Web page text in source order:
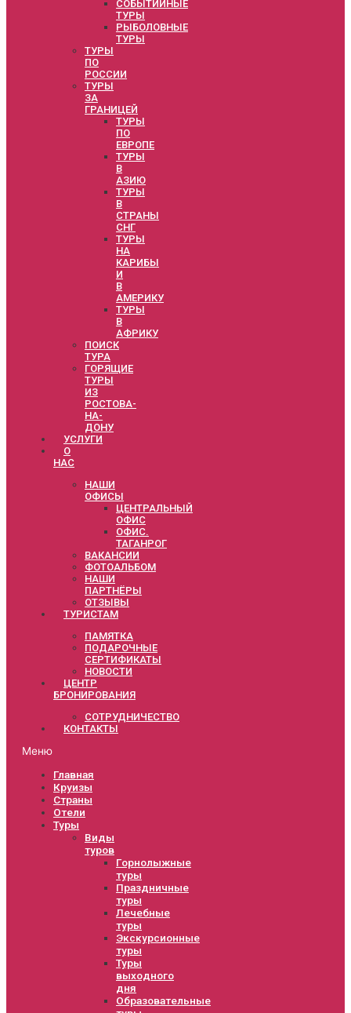
СОБЫТИЙНЫЕ
ТУРЫ
РЫБОЛОВНЫЕ
ТУРЫ
ТУРЫ
ПО
РОССИИ
ТУРЫ
ЗА
ГРАНИЦЕЙ
ТУРЫ
ПО
ЕВРОПЕ
ТУРЫ
В
АЗИЮ
ТУРЫ
В
СТРАНЫ
СНГ
ТУРЫ
НА
КАРИБЫ
И
В
АМЕРИКУ
ТУРЫ
В
АФРИКУ
ПОИСК
ТУРА
ГОРЯЩИЕ
ТУРЫ
ИЗ
РОСТОВА-
НА-
ДОНУ
УСЛУГИ
О
НАС
НАШИ
ОФИСЫ
ЦЕНТРАЛЬНЫЙ
ОФИС
ОФИС.
ТАГАНРОГ
ВАКАНСИИ
ФОТОАЛЬБОМ
НАШИ
ПАРТНЁРЫ
ОТЗЫВЫ
ТУРИСТАМ
ПАМЯТКА
ПОДАРОЧНЫЕ
СЕРТИФИКАТЫ
НОВОСТИ
ЦЕНТР
БРОНИРОВАНИЯ
СОТРУДНИЧЕСТВО
КОНТАКТЫ
Меню
Главная
Круизы
Страны
Отели
Туры
Виды
туров
Горнолыжные
туры
Праздничные
туры
Лечебные
туры
Экскурсионные
туры
Туры
выходного
дня
Образовательные